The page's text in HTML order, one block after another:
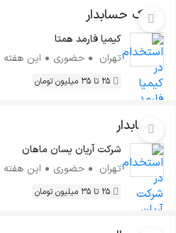
کمک حسابدار
کیمیا فارمد همتا
تهران
حضوری این هفته
25 تا 35 میلیون تومان
حسابدار
شرکت آریان یسان ماهان
تهران
حضوری این هفته
25 تا 35 میلیون تومان